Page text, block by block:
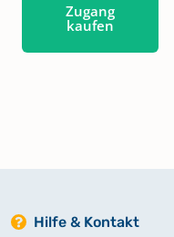
Zugang
kaufen
Hilfe & Kontakt